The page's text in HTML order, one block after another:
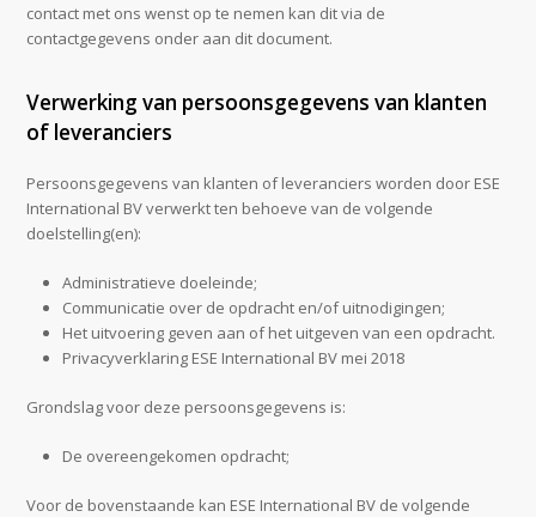
contact met ons wenst op te nemen kan dit via de
contactgegevens onder aan dit document.
Verwerking van persoonsgegevens van klanten
of leveranciers
Persoonsgegevens van klanten of leveranciers worden door ESE
International BV verwerkt ten behoeve van de volgende
doelstelling(en):
Administratieve doeleinde;
Communicatie over de opdracht en/of uitnodigingen;
Het uitvoering geven aan of het uitgeven van een opdracht.
Privacyverklaring ESE International BV mei 2018
Grondslag voor deze persoonsgegevens is:
De overeengekomen opdracht;
Voor de bovenstaande kan ESE International BV de volgende